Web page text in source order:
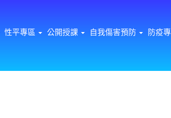
性平專區 公開授課 自我傷害預防 防疫